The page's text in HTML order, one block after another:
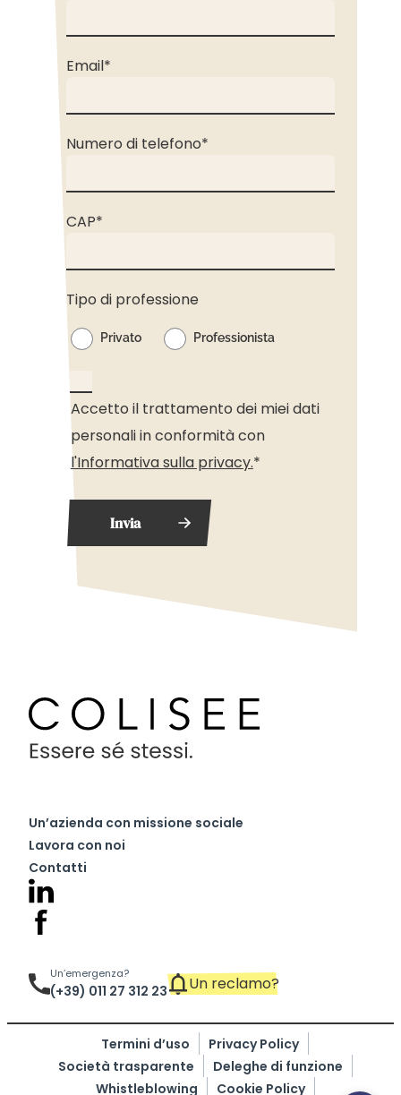
Email*
Numero di telefono*
CAP*
Tipo di professione
Privato Professionista
Accetto il trattamento dei miei dati
personali in conformità con
l'Informativa sulla privacy.*
Un’azienda con missione sociale
Lavora con noi
Contatti
Un’emergenza?
(+39) 011 27 312 23 Un reclamo?
Termini d’uso
Privacy Policy
Società trasparente
Deleghe di funzione
Whistleblowing
Cookie Policy